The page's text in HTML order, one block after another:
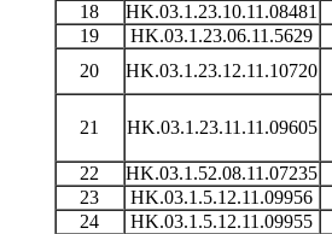
18
HK.03.1.23.10.11.08481
19
HK.03.1.23.06.11.5629
20
HK.03.1.23.12.11.10720
21 HK.03.1.23.11.11.09605
22 HK.03.1.52.08.11.07235
23
HK.03.1.5.12.11.09956
24
HK.03.1.5.12.11.09955